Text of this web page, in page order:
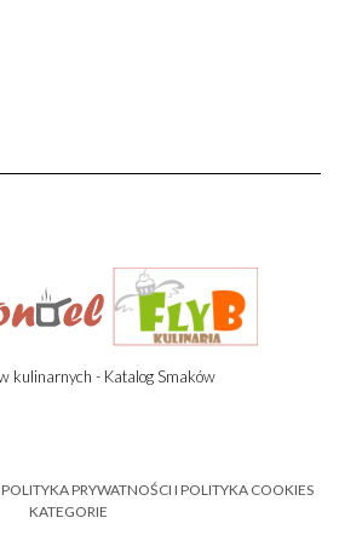
POLITYKA PRYWATNOŚCI I POLITYKA COOKIES
KATEGORIE